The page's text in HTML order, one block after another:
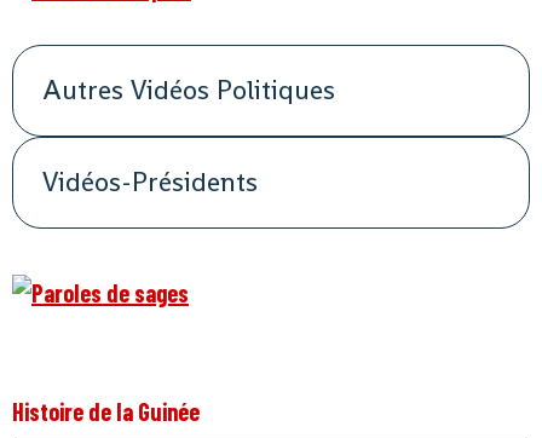
Autres Vidéos Politiques
Vidéos-Présidents
Histoire de la Guinée